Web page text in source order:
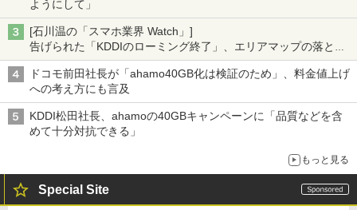
ようにして」
[石川温の「スマホ業界 Watch」]
告げられた「KDDIのローミング終了」、エリアマップの落とし
穴と楽天モバイルの課題
ドコモ前田社長が「ahamo40GB化は検証のため」、料金値上げ
への考え方にも言及
KDDI松田社長、ahamoの40GBキャンペーンに「品質などを含
めて十分対抗できる」
もっと見る
Special Site